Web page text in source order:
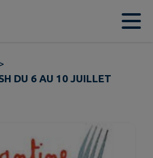
DU 6 AU 10 JUILLET